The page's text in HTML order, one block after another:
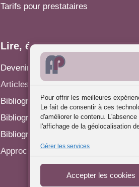
Pour offrir les meilleures
Le fait de consentir à ces
d'améliorer le contenu.
l'affichage de la géolocalisation
Gérer les services
Accepter les cookies
Tarifs pour prestataires
Lire, écrire...
Devenir rédacteur
Articles - Actualités
Bibliographie: Analyse des Pratiques
Bibliographie: Supervision
Bibliographie: Autres méthodes
Approches de l'Analyse des pratiques